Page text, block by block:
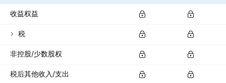
收益权益
税
非控股/少数股权
税后其他收入/支出